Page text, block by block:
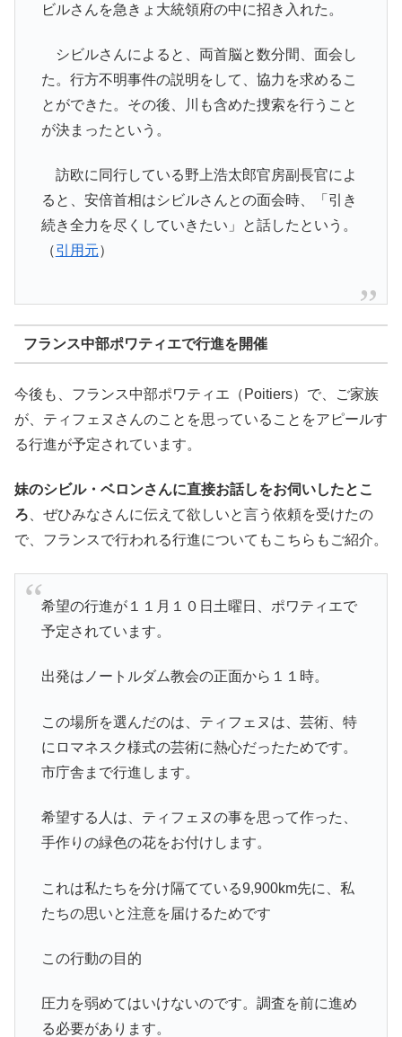
ビルさんを急きょ大統領府の中に招き入れた。
シビルさんによると、両首脳と数分間、面会し
た。行方不明事件の説明をして、協力を求めるこ
とができた。その後、川も含めた捜索を行うこと
が決まったという。
訪欧に同行している野上浩太郎官房副長官によ
ると、安倍首相はシビルさんとの面会時、「引き
続き全力を尽くしていきたい」と話したという。
（引用元）
フランス中部ポワティエで行進を開催
今後も、フランス中部ポワティエ（Poitiers）で、ご家族
が、ティフェヌさんのことを思っていることをアピールす
る行進が予定されています。
妹のシビル・ベロンさんに直接お話しをお伺いしたとこ
ろ 、ぜひみなさんに伝えて欲しいと言う依頼を受けたの
で、フランスで行われる行進についてもこちらもご紹介。
希望の行進が１１月１０日土曜日、ポワティエで
予定されています。
出発はノートルダム教会の正面から１１時。
この場所を選んだのは、ティフェヌは、芸術、特
にロマネスク様式の芸術に熱心だったためです。
市庁舎まで行進します。
希望する人は、ティフェヌの事を思って作った、
手作りの緑色の花をお付けします。
これは私たちを分け隔てている9,900km先に、私
たちの思いと注意を届けるためです
この行動の目的
圧力を弱めてはいけないのです。調査を前に進め
る必要があります。